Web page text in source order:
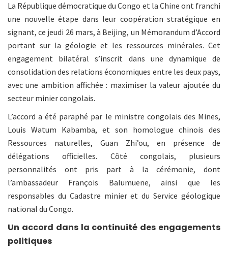
La République démocratique du Congo et la Chine ont franchi
une nouvelle étape dans leur coopération stratégique en
signant, ce jeudi 26 mars, à Beijing, un Mémorandum d’Accord
portant sur la géologie et les ressources minérales. Cet
engagement bilatéral s’inscrit dans une dynamique de
consolidation des relations économiques entre les deux pays,
avec une ambition affichée : maximiser la valeur ajoutée du
secteur minier congolais.
L’accord a été paraphé par le ministre congolais des Mines,
Louis Watum Kabamba, et son homologue chinois des
Ressources naturelles, Guan Zhi’ou, en présence de
délégations officielles. Côté congolais, plusieurs
personnalités ont pris part à la cérémonie, dont
l’ambassadeur François Balumuene, ainsi que les
responsables du Cadastre minier et du Service géologique
national du Congo.
Un accord dans la continuité des engagements
politiques